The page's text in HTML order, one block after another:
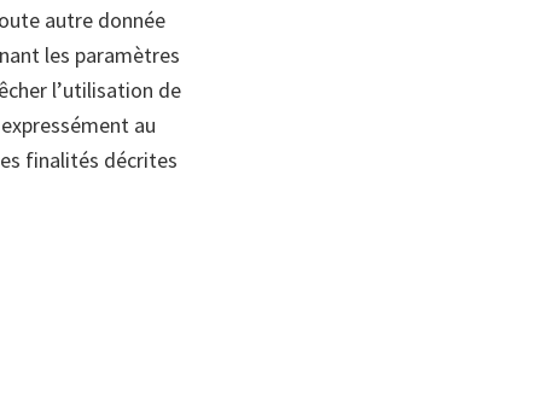
autre donnée
les paramètres
l’utilisation de
au
finalités décrites